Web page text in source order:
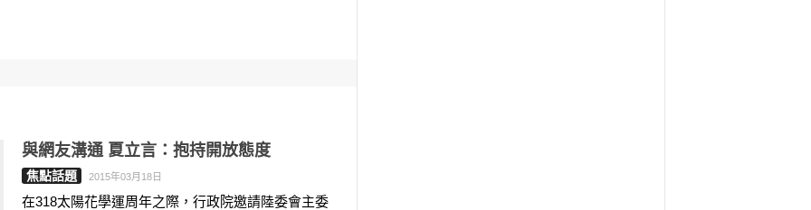
與網友溝通 夏立言：抱持開放態度
焦點話題 2015年03月18日
在318太陽花學運周年之際，行政院邀請陸委會主委